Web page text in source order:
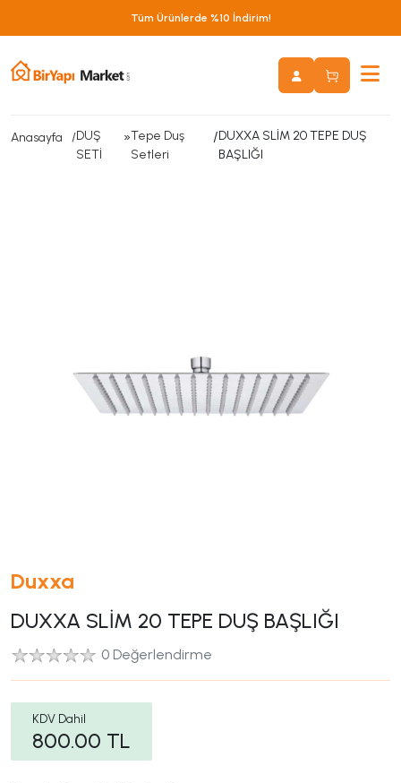
Tüm Ürünlerde %10 İndirim!
Anasayfa
DUŞ
SETİ
»Tepe Duş
Setleri
/DUXXA SLİM 20 TEPE DUŞ
BAŞLIĞI
Duxxa
DUXXA SLİM 20 TEPE DUŞ BAŞLIĞI
0 Değerlendirme
KDV Dahil
800.00 TL